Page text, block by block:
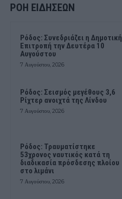
ΡΟΗ ΕΙΔΗΣΕΩΝ
Ρόδος: Συνεδριάζει η Δημοτική
Επιτροπή την Δευτέρα 10
Αυγούστου
7 Αυγούστου, 2026
Ρόδος: Σεισμός μεγέθους 3,6
Ρίχτερ ανοιχτά της Λίνδου
7 Αυγούστου, 2026
Ρόδος: Τραυματίστηκε
53χρονος ναυτικός κατά τη
διαδικασία πρόσδεσης πλοίου
στο λιμάνι
7 Αυγούστου, 2026